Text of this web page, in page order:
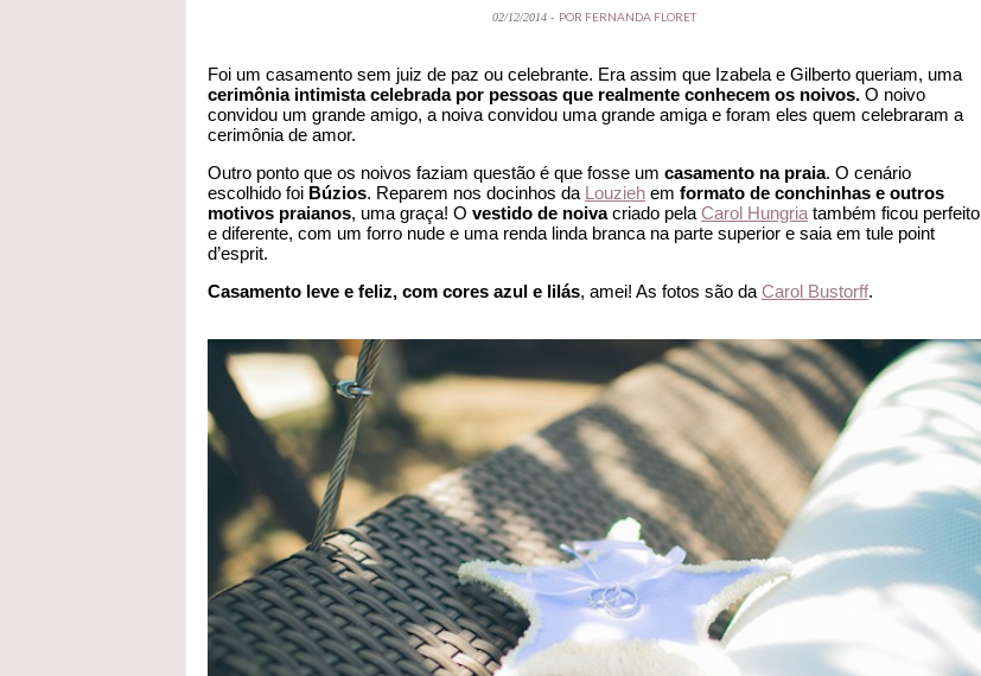
02/12/2014 - POR FERNANDA FLORET
Foi um casamento sem juiz de paz ou celebrante. Era assim que Izabela e Gilberto queriam, uma
cerimônia intimista celebrada por pessoas que realmente conhecem os noivos. O noivo
convidou um grande amigo, a noiva convidou uma grande amiga e foram eles quem celebraram a
cerimônia de amor.
Outro ponto que os noivos faziam questão é que fosse um casamento na praia. O cenário
escolhido foi Búzios. Reparem nos docinhos da Louzieh em formato de conchinhas e outros
motivos praianos, uma graça! O vestido de noivacriado pela Carol Hungria também ficou perfeito
e diferente, com um forro nude e uma renda linda branca na parte superior e saia em tule point
d’esprit.
Casamento leve e feliz, com cores azul e lilás, amei! As fotos são da Carol Bustorff.